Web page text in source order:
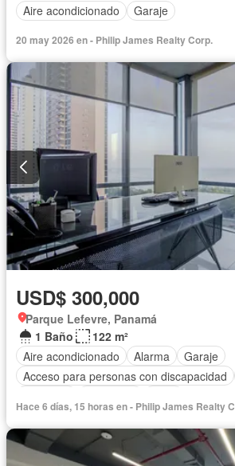
Aire acondicionado
Garaje
20 may 2026 en - Philip James Realty Corp.
USD$ 300,000
Parque Lefevre, Panamá
1 Baño
122 m²
Aire acondicionado
Alarma
Garaje
Acceso para personas con discapacidad
Hace 6 días, 15 horas en - Philip James Realty